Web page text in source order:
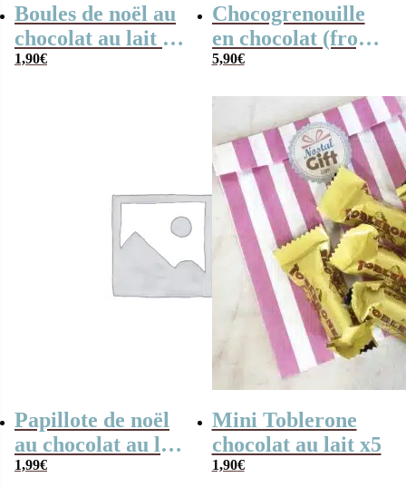
Boules de noël au
chocolat au lait x
10
1,90€
Chocogrenouille
en chocolat (frog)
Harry Potter
5,90€
Papillote de noël
au chocolat au lait
fourré au praliné
1,99€
Mini Toblerone
chocolat au lait x5
1,90€